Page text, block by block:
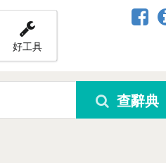
好工具
查辭典